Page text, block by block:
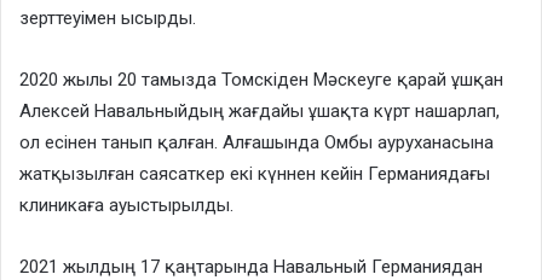
зерттеуімен ысырды.
2020 жылы 20 тамызда Томскіден Мәскеуге қарай ұшқан
Алексей Навальныйдың жағдайы ұшақта күрт нашарлап,
ол есінен танып қалған. Алғашында Омбы ауруханасына
жатқызылған саясаткер екі күннен кейін Германиядағы
клиникаға ауыстырылды.
2021 жылдың 17 қаңтарында Навальный Германиядан